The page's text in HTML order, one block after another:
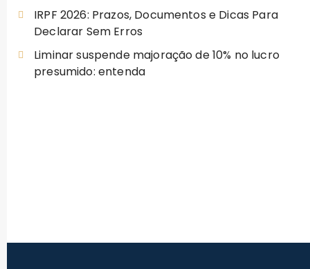
IRPF 2026: Prazos, Documentos e Dicas Para
Declarar Sem Erros
Liminar suspende majoração de 10% no lucro
presumido: entenda